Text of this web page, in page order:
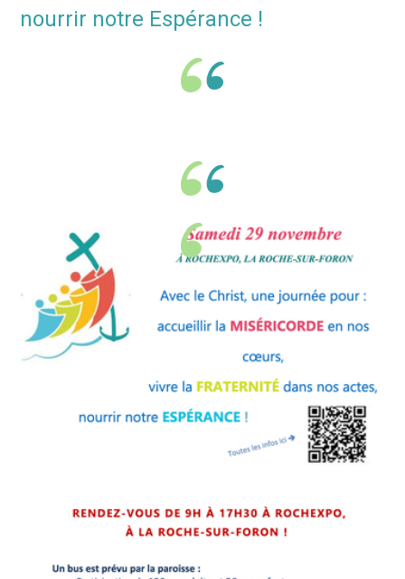
nourrir notre Espérance !